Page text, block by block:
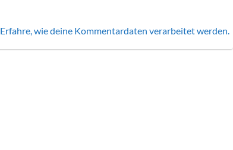
Erfahre, wie deine Kommentardaten verarbeitet werden.